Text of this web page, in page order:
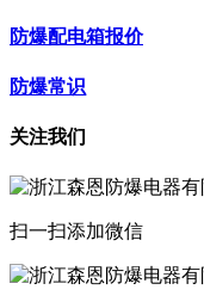
防爆配电箱报价
防爆常识
关注我们
扫一扫添加微信